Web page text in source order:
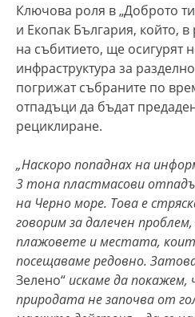
Ключова роля в „Доброто
и Екопак България, който,
на събитието, ще осигурят
инфраструктура за
погрижат събраните по
отпадъци да бъдат
рециклиране.
„Наскоро попаднах на
3 тона пластмасови
на Черно море. Това е
говорим за далечен
плажовете и местата,
посещаваме редовно.
Зелено“ искаме да покажем,
природата не започва от